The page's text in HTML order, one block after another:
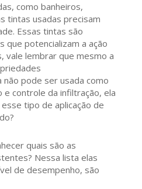
como banheiros,
tintas usadas precisam
Essas tintas são
que potencializam a ação
vale lembrar que mesmo a
pode ser usada como
e controle da infiltração, ela
tipo de aplicação de
quais são as
Nessa lista elas
de desempenho, são